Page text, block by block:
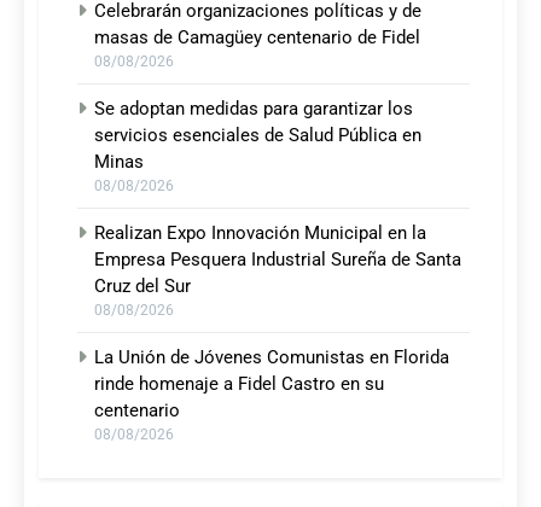
Celebrarán organizaciones políticas y de
masas de Camagüey centenario de Fidel
08/08/2026
Se adoptan medidas para garantizar los
servicios esenciales de Salud Pública en
Minas
08/08/2026
Realizan Expo Innovación Municipal en la
Empresa Pesquera Industrial Sureña de Santa
Cruz del Sur
08/08/2026
La Unión de Jóvenes Comunistas en Florida
rinde homenaje a Fidel Castro en su
centenario
08/08/2026